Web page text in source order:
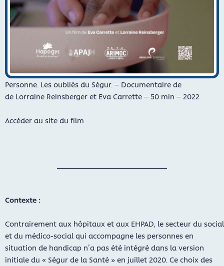
Personne. Les oubliés du Ségur. – Documentaire de
de Lorraine Reinsberger et Eva Carrette – 50 min – 2022
Accéder au site du film
Contexte :
Contrairement aux hôpitaux et aux EHPAD, le secteur du social
et du médico-social qui accompagne les personnes en
situation de handicap n’a pas été intégré dans la version
initiale du « Ségur de la Santé » en juillet 2020. Ce choix des